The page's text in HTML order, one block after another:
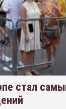
стал